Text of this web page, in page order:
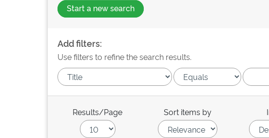
Start a new search
Add filters:
Use filters to refine the search results.
Results/Page Sort items by